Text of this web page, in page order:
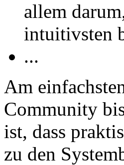
allem
intuitivsten
...
Am
Community
ist, dass
zu den